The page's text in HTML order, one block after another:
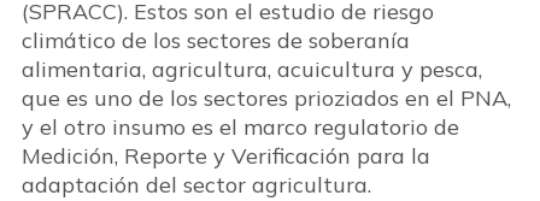
(SPRACC). Estos son el estudio de riesgo
climático de los sectores de soberanía
alimentaria, agricultura, acuicultura y pesca,
que es uno de los sectores prioziados en el PNA,
y el otro insumo es el marco regulatorio de
Medición, Reporte y Verificación para la
adaptación del sector agricultura.